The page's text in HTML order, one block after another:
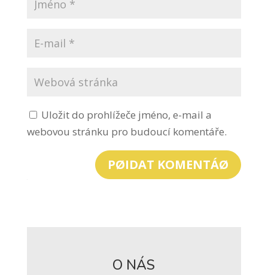
Uložit do prohlížeče jméno, e-mail a
webovou stránku pro budoucí komentáře.
PØIDAT KOMENTÁØ
O NÁS